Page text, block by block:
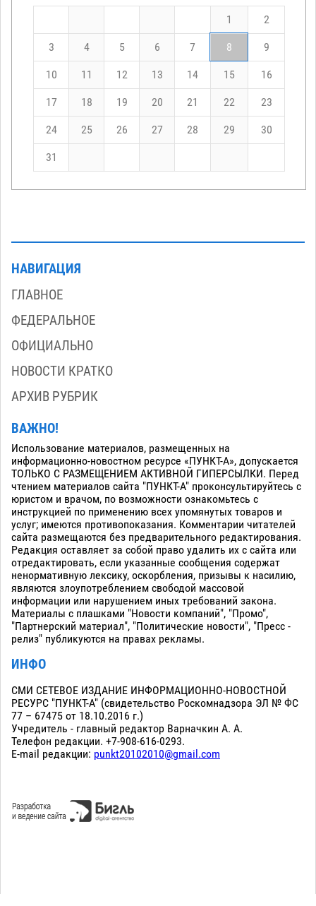
1 2
3 4 5 6 7 8 9
10 11 12 13 14 15 16
17 18 19 20 21 22 23
24 25 26 27 28 29 30
31
НАВИГАЦИЯ
ГЛАВНОЕ
ФЕДЕРАЛЬНОЕ
ОФИЦИАЛЬНО
НОВОСТИ КРАТКО
АРХИВ РУБРИК
ВАЖНО!
Использование материалов, размещенных на
информационно-новостном ресурсе «ПУНКТ-А», допускается
ТОЛЬКО С РАЗМЕЩЕНИЕМ АКТИВНОЙ ГИПЕРСЫЛКИ. Перед
чтением материалов сайта "ПУНКТ-А" проконсультируйтесь с
юристом и врачом, по возможности ознакомьтесь с
инструкцией по применению всех упомянутых товаров и
услуг; имеются противопоказания. Комментарии читателей
сайта размещаются без предварительного редактирования.
Редакция оставляет за собой право удалить их с сайта или
отредактировать, если указанные сообщения содержат
ненормативную лексику, оскорбления, призывы к насилию,
являются злоупотреблением свободой массовой
информации или нарушением иных требований закона.
Материалы с плашками "Новости компаний", "Промо",
"Партнерский материал", "Политические новости", "Пресс -
релиз" публикуются на правах рекламы.
ИНФО
СМИ СЕТЕВОЕ ИЗДАНИЕ ИНФОРМАЦИОННО-НОВОСТНОЙ
РЕСУРС "ПУНКТ-А" (свидетельство Роскомнадзора ЭЛ № ФС
77 – 67475 от 18.10.2016 г.)
Учредитель - главный редактор Варначкин А. А.
Телефон редакции. +7-908-616-0293.
E-mail редакции: punkt20102010@gmail.com